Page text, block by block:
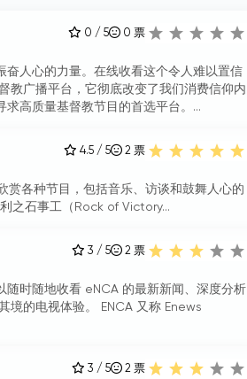
0 / 5 0 票
人心的力量。在线收看这个令人难以置信
教广播平台，它彻底改变了我们消费信仰内
高质量基督教节目的首选平台。...
4.5 / 5 2 票
各种节目，包括音乐、访谈和鼓舞人心的
之石事工（Rock of Victory...
3 / 5 2 票
随时随地收看 eNCA 的最新新闻、深度分析
境的电视体验。 ENCA 又称 Enews
3 / 5 2 票